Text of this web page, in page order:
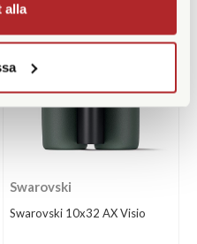
alla
Swarovski
Swarovski 10x32 AX Visio